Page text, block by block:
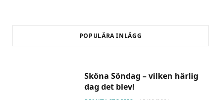
POPULÄRA INLÄGG
Sköna Söndag – vilken härlig
dag det blev!